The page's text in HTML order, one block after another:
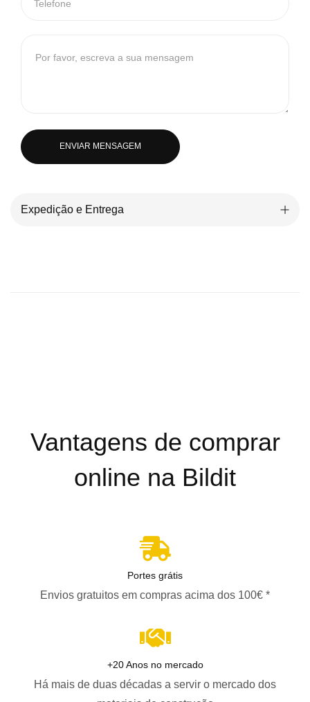
ENVIAR MENSAGEM
Expedição e Entrega
Vantagens de comprar
online na Bildit
Portes grátis
Envios gratuitos em compras acima dos 100€ *
+20 Anos no mercado
Há mais de duas décadas a servir o mercado dos